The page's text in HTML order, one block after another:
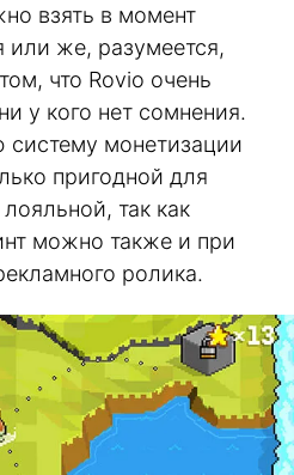
взять в момент
или же, разумеется,
что Rovio очень
у кого нет сомнения.
монетизации
пригодной для
так как
можно также и при
ролика.